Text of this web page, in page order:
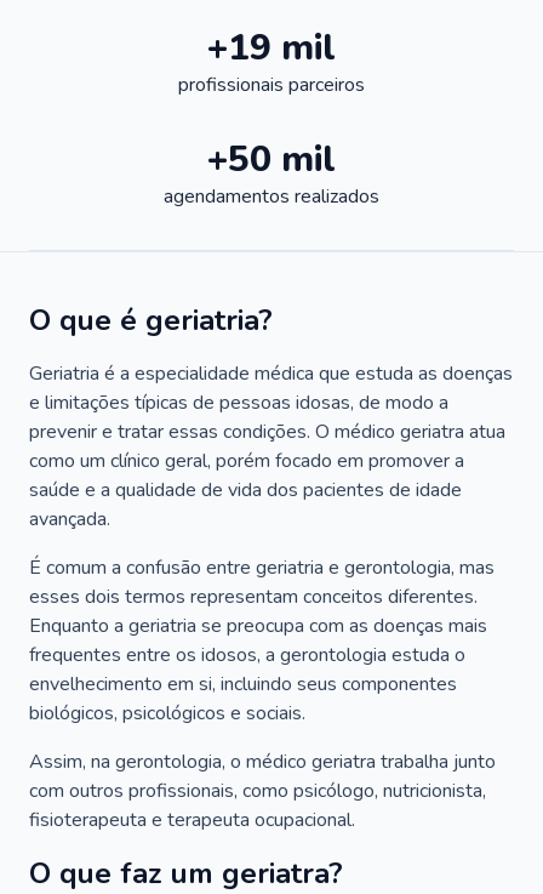
+19 mil
profissionais parceiros
+50 mil
agendamentos realizados
O que é geriatria?
Geriatria é a especialidade médica que estuda as doenças
e limitações típicas de pessoas idosas, de modo a
prevenir e tratar essas condições. O médico geriatra atua
como um clínico geral, porém focado em promover a
saúde e a qualidade de vida dos pacientes de idade
avançada.
É comum a confusão entre geriatria e gerontologia, mas
esses dois termos representam conceitos diferentes.
Enquanto a geriatria se preocupa com as doenças mais
frequentes entre os idosos, a gerontologia estuda o
envelhecimento em si, incluindo seus componentes
biológicos, psicológicos e sociais.
Assim, na gerontologia, o médico geriatra trabalha junto
com outros profissionais, como psicólogo, nutricionista,
fisioterapeuta e terapeuta ocupacional.
O que faz um geriatra?